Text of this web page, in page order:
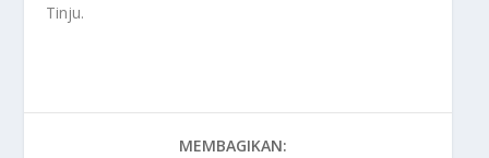
Tinju.
MEMBAGIKAN: